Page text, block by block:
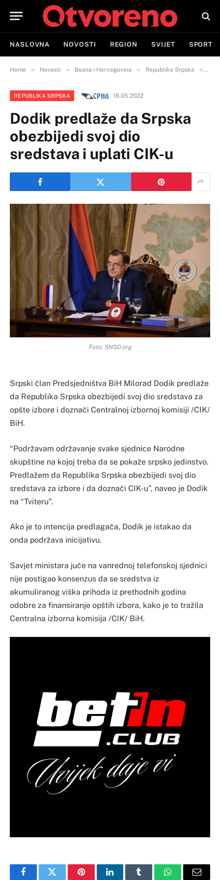
NASLOVNA NOVOSTI REGION SVIJET SPORT
Home » Novosti » Bosna i Hercegovina » Republika Srpska »
REPUBLIKA SRPSKA 18.05.2022
Dodik predlaže da Srpska
obezbijedi svoj dio
sredstava i uplati CIK-u
Foto: SNSD.org
Srpski član Predsjedništva BiH Milorad Dodik predlaže
da Republika Srpska obezbijedi svoj dio sredstava za
opšte izbore i doznači Centralnoj izbornoj komisiji /CIK/
BiH.
“Podržavam održavanje svake sjednice Narodne
skupštine na kojoj treba da se pokaže srpsko jedinstvo.
Predlažem da Republika Srpska obezbijedi svoj dio
sredstava za izbore i da doznači CIK-u”, naveo je Dodik
na “Tviteru”.
Ako je to intencija predlagača, Dodik je istakao da
onda podržava inicijativu.
Savjet ministara juče na vanrednoj telefonskoj sjednici
nije postigao konsenzus da se sredstva iz
akumuliranog viška prihoda iz prethodnih godina
odobre za finansiranje opštih izbora, kako je to tražila
Centralna izborna komisija /CIK/ BiH.